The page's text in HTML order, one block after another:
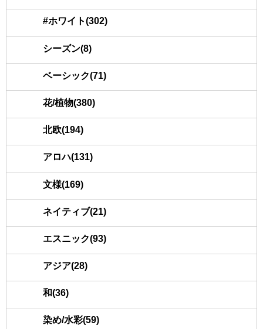
#ホワイト(302)
シーズン(8)
ベーシック(71)
花/植物(380)
北欧(194)
アロハ(131)
文様(169)
ネイティブ(21)
エスニック(93)
アジア(28)
和(36)
染め/水彩(59)